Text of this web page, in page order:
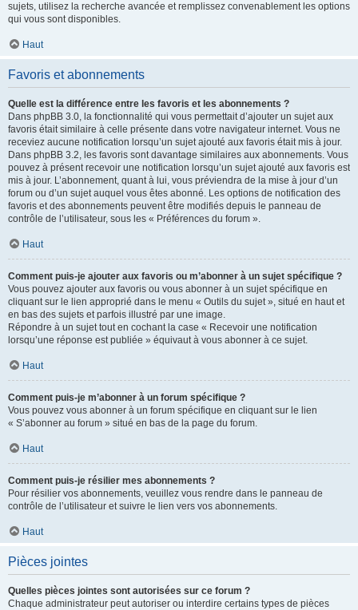
sujets, utilisez la recherche avancée et remplissez convenablement les options
qui vous sont disponibles.
Haut
Favoris et abonnements
Quelle est la différence entre les favoris et les abonnements ?
Dans phpBB 3.0, la fonctionnalité qui vous permettait d’ajouter un sujet aux
favoris était similaire à celle présente dans votre navigateur internet. Vous ne
receviez aucune notification lorsqu’un sujet ajouté aux favoris était mis à jour.
Dans phpBB 3.2, les favoris sont davantage similaires aux abonnements. Vous
pouvez à présent recevoir une notification lorsqu’un sujet ajouté aux favoris est
mis à jour. L’abonnement, quant à lui, vous préviendra de la mise à jour d’un
forum ou d’un sujet auquel vous êtes abonné. Les options de notification des
favoris et des abonnements peuvent être modifiés depuis le panneau de
contrôle de l’utilisateur, sous les « Préférences du forum ».
Haut
Comment puis-je ajouter aux favoris ou m’abonner à un sujet spécifique ?
Vous pouvez ajouter aux favoris ou vous abonner à un sujet spécifique en
cliquant sur le lien approprié dans le menu « Outils du sujet », situé en haut et
en bas des sujets et parfois illustré par une image.
Répondre à un sujet tout en cochant la case « Recevoir une notification
lorsqu’une réponse est publiée » équivaut à vous abonner à ce sujet.
Haut
Comment puis-je m’abonner à un forum spécifique ?
Vous pouvez vous abonner à un forum spécifique en cliquant sur le lien
« S’abonner au forum » situé en bas de la page du forum.
Haut
Comment puis-je résilier mes abonnements ?
Pour résilier vos abonnements, veuillez vous rendre dans le panneau de
contrôle de l’utilisateur et suivre le lien vers vos abonnements.
Haut
Pièces jointes
Quelles pièces jointes sont autorisées sur ce forum ?
Chaque administrateur peut autoriser ou interdire certains types de pièces